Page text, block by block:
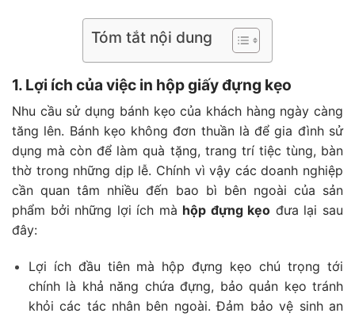
Tóm tắt nội dung
1. Lợi ích của việc in hộp giấy đựng kẹo
Nhu cầu sử dụng bánh kẹo của khách hàng ngày càng
tăng lên. Bánh kẹo không đơn thuần là để gia đình sử
dụng mà còn để làm quà tặng, trang trí tiệc tùng, bàn
thờ trong những dịp lễ. Chính vì vậy các doanh nghiệp
cần quan tâm nhiều đến bao bì bên ngoài của sản
phẩm bởi những lợi ích mà hộp đựng kẹo đưa lại sau
đây:
Lợi ích đầu tiên mà hộp đựng kẹo chú trọng tới
chính là khả năng chứa đựng, bảo quản kẹo tránh
khỏi các tác nhân bên ngoài. Đảm bảo vệ sinh an